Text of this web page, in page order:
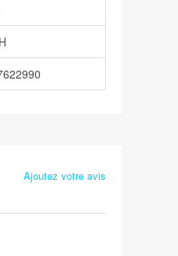
Ajoutez votre avis